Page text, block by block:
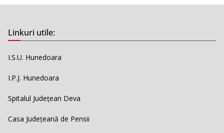
Linkuri utile:
I.S.U. Hunedoara
I.P.J. Hunedoara
Spitalul Județean Deva
Casa Județeană de Pensii